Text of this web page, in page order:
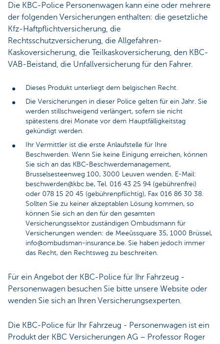
Die KBC-Police Personenwagen kann eine oder mehrere
der folgenden Versicherungen enthalten: die gesetzliche
Kfz-Haftpflichtversicherung, die
Rechtsschutzversicherung, die Allgefahren-
Kaskoversicherung, die Teilkaskoversicherung, den KBC-
VAB-Beistand, die Unfallversicherung für den Fahrer.
Dieses Produkt unterliegt dem belgischen Recht.
Die Versicherungen in dieser Police gelten für ein Jahr. Sie
werden stillschweigend verlängert, sofern sie nicht
spätestens drei Monate vor dem Hauptfälligkeitstag
gekündigt werden.
Ihr Vermittler ist die erste Anlaufstelle für Ihre
Beschwerden. Wenn Sie keine Einigung erreichen, können
Sie sich an das KBC-Beschwerdemanagement,
Brusselsesteenweg 100, 3000 Leuven wenden. E-Mail:
beschwerden@kbc.be, Tel. 016 43 25 94 (gebührenfrei)
oder 078 15 20 45 (gebührenpflichtig), Fax 016 86 30 38.
Sollten Sie zu keiner akzeptablen Lösung kommen, so
können Sie sich an den für den gesamten
Versicherungssektor zuständigen Ombudsmann für
Versicherungen wenden: de Meeûssquare 35, 1000 Brüssel,
info@ombudsman-insurance.be. Sie haben jedoch immer
das Recht, den Rechtsweg zu beschreiten.
Für ein Angebot der KBC-Police für Ihr Fahrzeug -
Personenwagen besuchen Sie bitte unsere Website oder
wenden Sie sich an Ihren Versicherungsexperten.
Die KBC-Police für Ihr Fahrzeug - Personenwagen ist ein
Produkt der KBC Versicherungen AG – Professor Roger